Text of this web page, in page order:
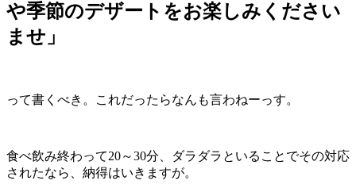
や季節のデザートをお楽しみください
ませ」
って書くべき。これだったらなんも言わねーっす。
食べ飲み終わって20～30分、ダラダラといることでその対応
されたなら、納得はいきますが。